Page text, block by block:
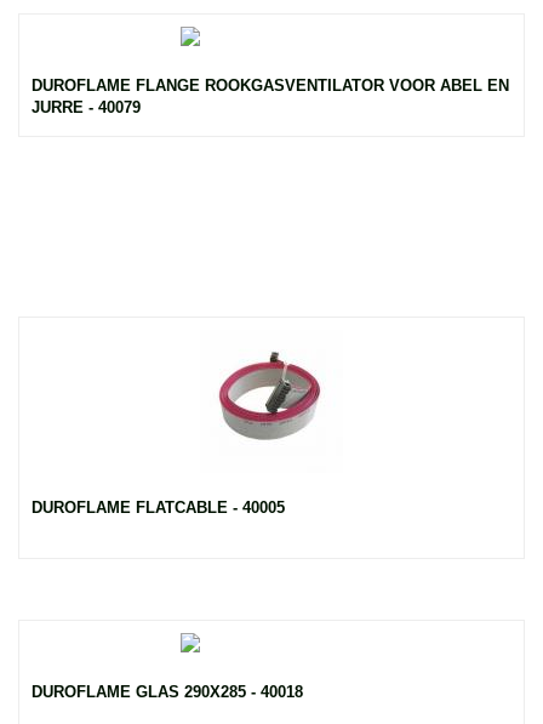
DUROFLAME FLANGE ROOKGASVENTILATOR VOOR ABEL EN
JURRE - 40079
DUROFLAME FLATCABLE - 40005
DUROFLAME GLAS 290X285 - 40018